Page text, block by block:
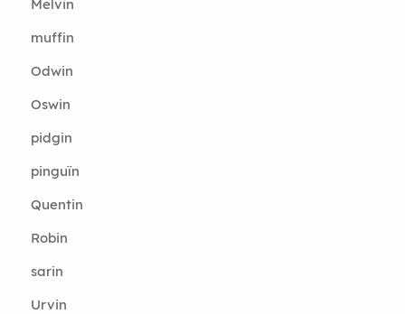
Melvin
muffin
Odwin
Oswin
pidgin
pinguïn
Quentin
Robin
sarin
Urvin